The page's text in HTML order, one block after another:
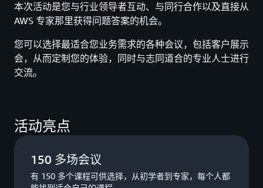
本次活动是您与行业领导者互动、与同行合作以及直接从
AWS 专家那里获得问题答案的机会。
您可以选择最适合您业务需求的各种会议，包括客户展示
会，从而定制您的体验，同时与志同道合的专业人士进行
交流。
活动亮点
150 多场会议
有 150 多个课程可供选择，从初学者到专家，每个人都